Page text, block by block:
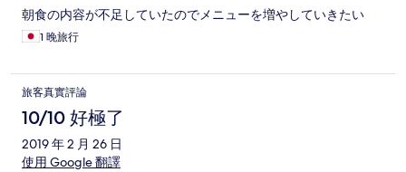
朝食の内容が不足していたのでメニューを増やしていきたい
1 晚旅行
旅客真實評論
10/10 好極了
2019 年 2 月 26 日
使用 Google 翻譯